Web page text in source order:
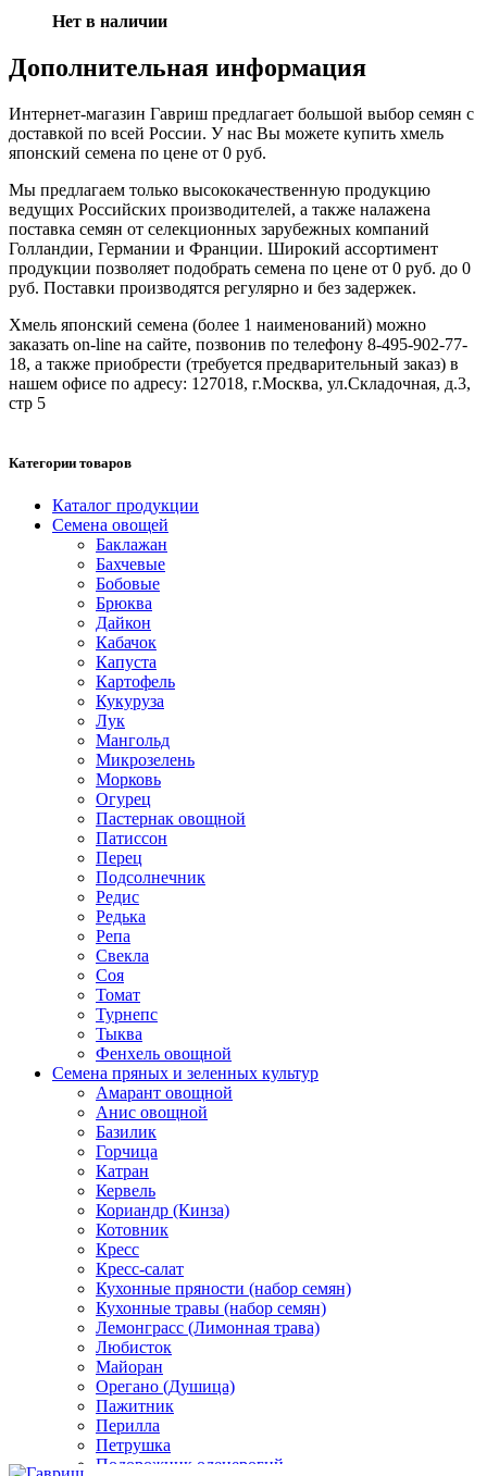
Нет в наличии
Дополнительная информация
Интернет-магазин Гавриш предлагает большой выбор семян с
доставкой по всей России. У нас Вы можете купить хмель
японский семена по цене от 0 руб.
Мы предлагаем только высококачественную продукцию
ведущих Российских производителей, а также налажена
поставка семян от селекционных зарубежных компаний
Голландии, Германии и Франции. Широкий ассортимент
продукции позволяет подобрать семена по цене от 0 руб. до 0
руб. Поставки производятся регулярно и без задержек.
Хмель японский семена (более 1 наименований) можно
заказать on-line на сайте, позвонив по телефону 8-495-902-77-
18, а также приобрести (требуется предварительный заказ) в
нашем офисе по адресу: 127018, г.Москва, ул.Складочная, д.3,
стр 5
Категории товаров
Каталог продукции
Семена овощей
Баклажан
Бахчевые
Бобовые
Брюква
Дайкон
Кабачок
Капуста
Картофель
Кукуруза
Лук
Мангольд
Микрозелень
Морковь
Огурец
Пастернак овощной
Патиссон
Перец
Подсолнечник
Редис
Редька
Репа
Свекла
Соя
Томат
Турнепс
Тыква
Фенхель овощной
Семена пряных и зеленных культур
Амарант овощной
Анис овощной
Базилик
Горчица
Катран
Кервель
Кориандр (Кинза)
Котовник
Кресс
Кресс-салат
Кухонные пряности (набор семян)
Кухонные травы (набор семян)
Лемонграсс (Лимонная трава)
Любисток
Майоран
Орегано (Душица)
Пажитник
Перилла
Петрушка
Подорожник оленерогий